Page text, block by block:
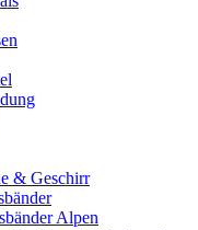
& Geschirr
Alpen